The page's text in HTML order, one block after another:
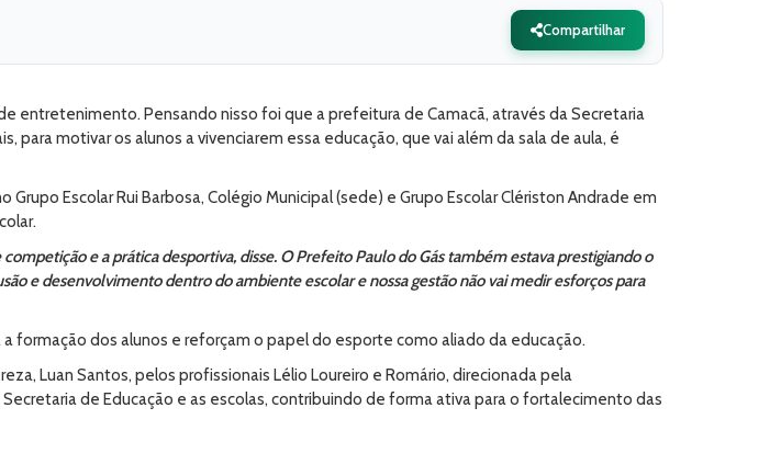
Compartilhar
entretenimento. Pensando nisso foi que a prefeitura de Camacã, através da Secretaria
para motivar os alunos a vivenciarem essa educação, que vai além da sala de aula, é
Escolar Rui Barbosa, Colégio Municipal (sede) e Grupo Escolar Clériston Andrade em
e a prática desportiva, disse. O Prefeito Paulo do Gás também estava prestigiando o
e desenvolvimento dentro do ambiente escolar e nossa gestão não vai medir esforços para
formação dos alunos e reforçam o papel do esporte como aliado da educação.
Luan Santos, pelos profissionais Lélio Loureiro e Romário, direcionada pela
de Educação e as escolas, contribuindo de forma ativa para o fortalecimento das